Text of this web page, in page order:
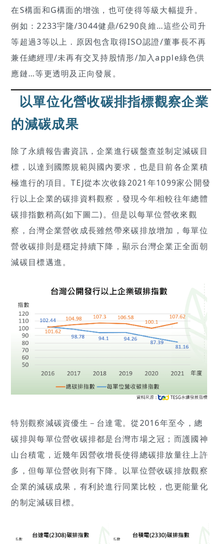
在S構面和G構面的增強，也可使得等級大幅提升。
例如：2233宇隆/3044健鼎/6290良維…這些公司升
等超過3等以上．原因包含取得ISO認證/董事長不再
兼任總經理/未再有交叉持股情形/加入apple綠色供
應鏈…等更透明及正向發展。
以單位化營收碳排指標觀察企業
的減碳成果
除了永續報告書資訊，企業進行碳盤查並制定減碳目
標，以達到國際規範與國內要求，也是目前各企業積
極進行的項目。TEJ從本次收錄2021年1099家公開發
行以上企業的碳排資料觀察，發現今年相較往年總體
碳排指數稍高(如下圖二)。但是以每單位營收來觀
察，台灣企業營收成長雖然帶來碳排放增加，每單位
營收碳排則是穩定持續下降，顯示台灣企業正全面朝
減碳目標邁進。
特別觀察減碳資優生－台達電。從2016年至今，總
碳排與每單位營收碳排都是台灣市場之冠；而護國神
山台積電，近幾年因營收增長使得總碳排放量往上許
多，但每單位營收則有下降。以單位營收碳排放觀察
企業的減碳成果，有利於進行同業比較，也更能量化
的制定減碳目標。